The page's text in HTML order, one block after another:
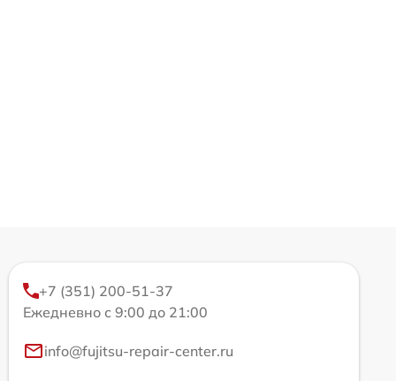
+7 (351) 200-51-37
Ежедневно с 9:00 до 21:00
info@fujitsu-repair-center.ru